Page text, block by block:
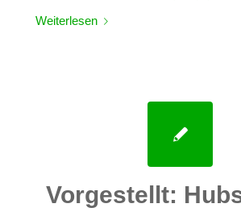
Weiterlesen
Vorgestellt: